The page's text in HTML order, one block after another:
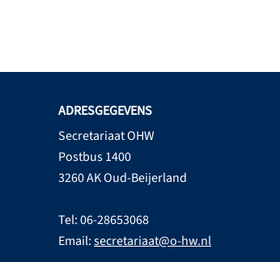
ADRESGEGEVENS
Secretariaat OHW
Postbus 1400
3260 AK Oud-Beijerland
Tel: 06-28653068
Email:secretariaat@o-hw.nl